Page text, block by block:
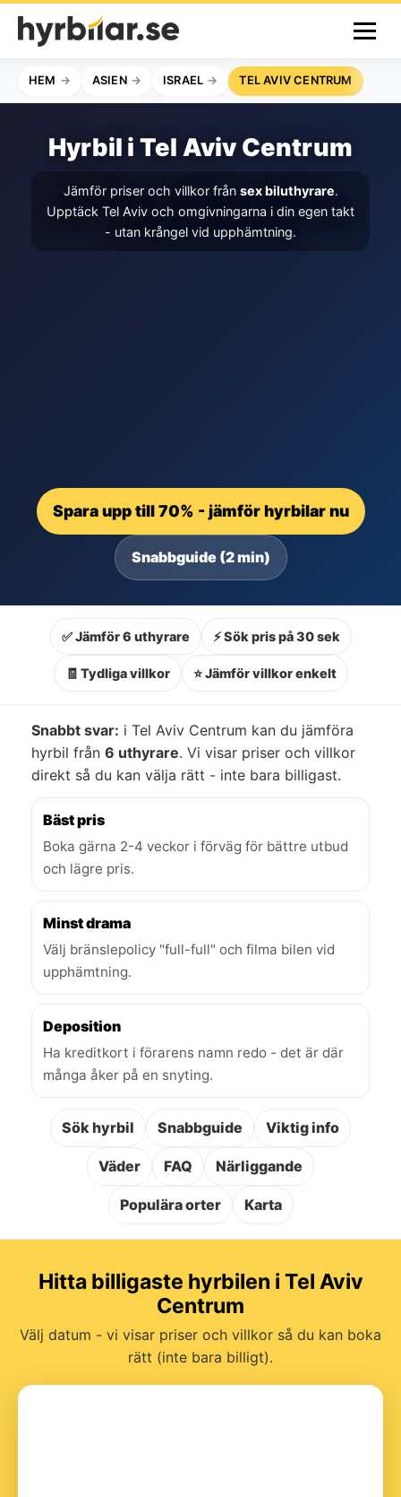
HEM ASIEN ISRAEL TEL AVIV CENTRUM
Hyrbil i Tel Aviv Centrum
Jämför priser och villkor från sex biluthyrare.
Upptäck Tel Aviv och omgivningarna i din egen takt
- utan krångel vid upphämtning.
Spara upp till 70% - jämför hyrbilar nu
Snabbguide (2 min)
✅ Jämför 6 uthyrare ⚡ Sök pris på 30 sek
🧾 Tydliga villkor ⭐ Jämför villkor enkelt
Snabbt svar: i Tel Aviv Centrum kan du jämföra
hyrbil från 6 uthyrare. Vi visar priser och villkor
direkt så du kan välja rätt - inte bara billigast.
Bäst pris
Boka gärna 2-4 veckor i förväg för bättre utbud
och lägre pris.
Minst drama
Välj bränslepolicy "full-full" och filma bilen vid
upphämtning.
Deposition
Ha kreditkort i förarens namn redo - det är där
många åker på en snyting.
Sök hyrbil Snabbguide Viktig info
Väder FAQ Närliggande
Populära orter Karta
Hitta billigaste hyrbilen i Tel Aviv
Centrum
Välj datum - vi visar priser och villkor så du kan boka
rätt (inte bara billigt).